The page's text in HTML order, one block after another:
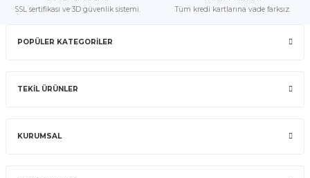
SSL sertifikası ve 3D güvenlik sistemi. Tüm kredi kartlarına vade farksız.
POPÜLER KATEGORİLER
TEKİL ÜRÜNLER
KURUMSAL